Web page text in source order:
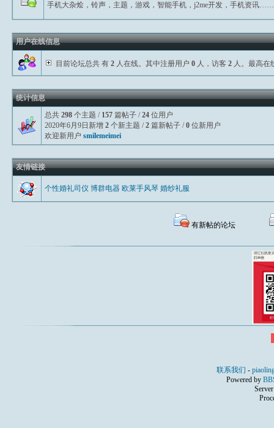
手机大杂烩，铃声，主题，游戏，智能手机，j2me开发，手机资讯……
用户在线信息
目前论坛总共 有 2 人在线。其中注册用户 0 人，访客 2 人。最高在
统计信息
总共 298 个主题 / 157 篇帖子 /24 位用户
2020年6月9日新增 2 个新主题 /2 篇新帖子 /0 位新用户
欢迎新用户 smilemeimei
友情链接
个性婚礼司仪 博群电器 欧莱手风琴 婚纱礼服
有新帖的论坛
联系我们 -
Powered by